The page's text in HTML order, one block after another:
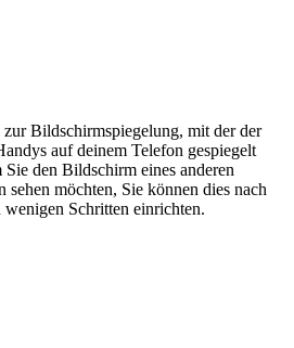
Bildschirmspiegelung, mit der der
auf deinem Telefon gespiegelt
den Bildschirm eines anderen
möchten, Sie können dies nach
Schritten einrichten.